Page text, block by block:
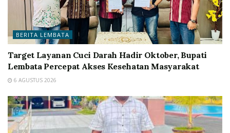
BERITA LEMBATA
Target Layanan Cuci Darah Hadir Oktober, Bupati
Lembata Percepat Akses Kesehatan Masyarakat
6 AGUSTUS 2026